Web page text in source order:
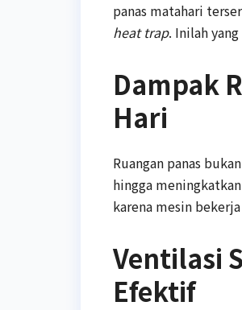
panas matahari
heat trap. Inilah
Dampak
Hari
Ruangan panas
hingga
karena mesin
Ventilasi
Efektif